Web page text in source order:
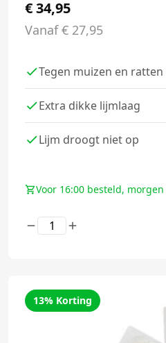
€34,95
Vanaf€ 27,95
Tegen muizen en ratten
Extra dikke lijmlaag
Lijm droogt niet op
Voor 16:00 besteld,
13% Korting